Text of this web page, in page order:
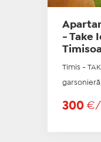
- Take
Timis -
300 €/